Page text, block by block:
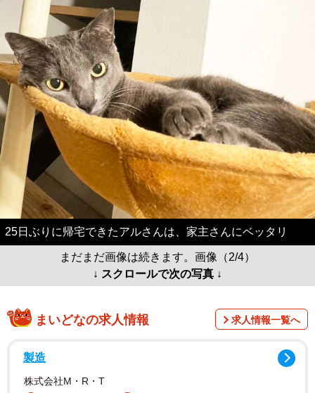
25日ぶりに帰宅できたアルさんは、家主さんにベッタリ
まだまだ画像は続きます。画像（2/4）
↓ スクロールで次の写真 ↓
まいどなの求人情報 求人情報一覧へ
製造
株式会社M・R・T